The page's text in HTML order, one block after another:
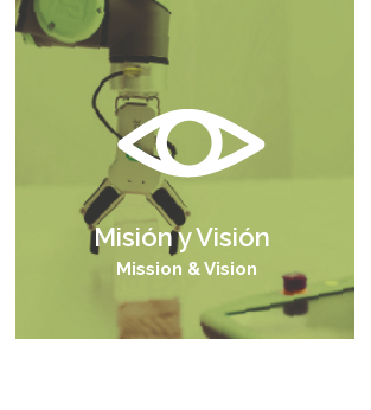
Mission & Vision
Misión y Visión